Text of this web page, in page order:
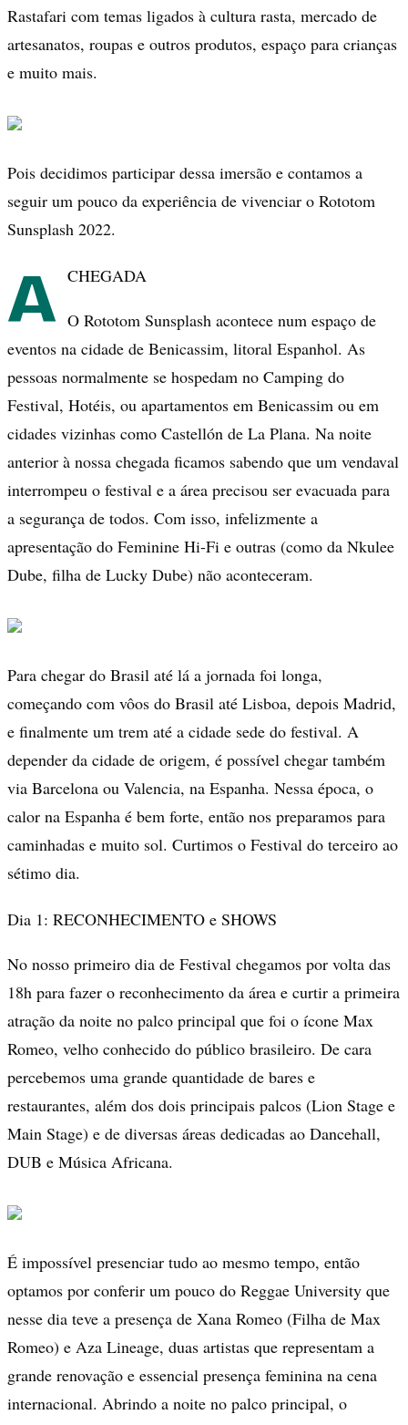
Rastafari com temas ligados à cultura rasta, mercado de
artesanatos, roupas e outros produtos, espaço para crianças
e muito mais.
Pois decidimos participar dessa imersão e contamos a
seguir um pouco da experiência de vivenciar o Rototom
Sunsplash 2022.
A CHEGADA
O Rototom Sunsplash acontece num espaço de
eventos na cidade de Benicassim, litoral Espanhol. As
pessoas normalmente se hospedam no Camping do
Festival, Hotéis, ou apartamentos em Benicassim ou em
cidades vizinhas como Castellón de La Plana. Na noite
anterior à nossa chegada ficamos sabendo que um vendaval
interrompeu o festival e a área precisou ser evacuada para
a segurança de todos. Com isso, infelizmente a
apresentação do Feminine Hi-Fi e outras (como da Nkulee
Dube, filha de Lucky Dube) não aconteceram.
Para chegar do Brasil até lá a jornada foi longa,
começando com vôos do Brasil até Lisboa, depois Madrid,
e finalmente um trem até a cidade sede do festival. A
depender da cidade de origem, é possível chegar também
via Barcelona ou Valencia, na Espanha. Nessa época, o
calor na Espanha é bem forte, então nos preparamos para
caminhadas e muito sol. Curtimos o Festival do terceiro ao
sétimo dia.
Dia 1: RECONHECIMENTO e SHOWS
No nosso primeiro dia de Festival chegamos por volta das
18h para fazer o reconhecimento da área e curtir a primeira
atração da noite no palco principal que foi o ícone Max
Romeo, velho conhecido do público brasileiro. De cara
percebemos uma grande quantidade de bares e
restaurantes, além dos dois principais palcos (Lion Stage e
Main Stage) e de diversas áreas dedicadas ao Dancehall,
DUB e Música Africana.
É impossível presenciar tudo ao mesmo tempo, então
optamos por conferir um pouco do Reggae University que
nesse dia teve a presença de Xana Romeo (Filha de Max
Romeo) e Aza Lineage, duas artistas que representam a
grande renovação e essencial presença feminina na cena
internacional. Abrindo a noite no palco principal, o